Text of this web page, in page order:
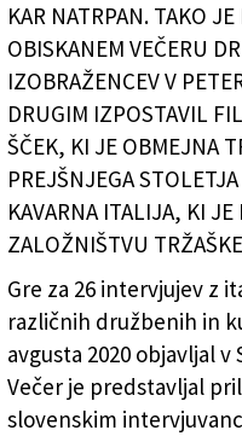
KAR NATRPAN. TAKO
OBISKANEM VEČERU
IZOBRAŽENCEV V
DRUGIM IZPOSTAVIL
ŠČEK, KI JE OBMEJNA
PREJŠNJEGA
KAVARNA ITALIJA, KI
ZALOŽNIŠTVU
Gre za 26 intervjujev z
različnih družbenih in
avgusta 2020 objavljal
Večer je predstavljal
slovenskim